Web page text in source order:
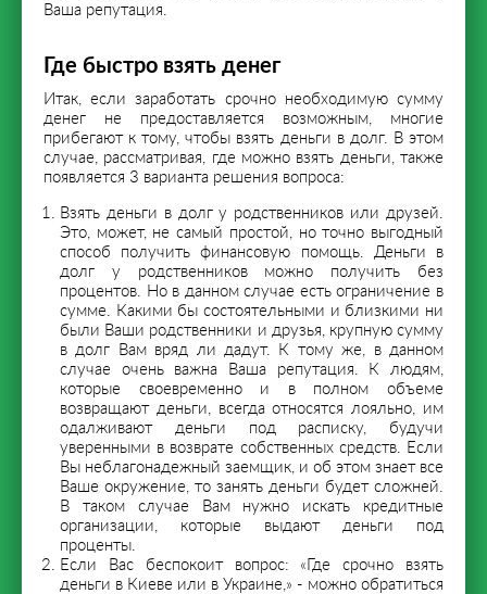
Ваша репутация.
Где быстро взять денег
Итак, если заработать срочно необходимую сумму
денег не предоставляется возможным, многие
прибегают к тому, чтобы взять деньги в долг. В этом
случае, рассматривая, где можно взять деньги, также
появляется 3 варианта решения вопроса:
Взять деньги в долг у родственников или друзей.
Это, может, не самый простой, но точно выгодный
способ получить финансовую помощь. Деньги в
долг у родственников можно получить без
процентов. Но в данном случае есть ограничение в
сумме. Какими бы состоятельными и близкими ни
были Ваши родственники и друзья, крупную сумму
в долг Вам вряд ли дадут. К тому же, в данном
случае очень важна Ваша репутация. К людям,
которые своевременно и в полном объеме
возвращают деньги, всегда относятся лояльно, им
одалживают деньги под расписку, будучи
уверенными в возврате собственных средств. Если
Вы неблагонадежный заемщик, и об этом знает все
Ваше окружение, то занять деньги будет сложней.
В таком случае Вам нужно искать кредитные
организации, которые выдают деньги под
проценты.
Если Вас беспокоит вопрос: «Где срочно взять
деньги в Киеве или в Украине,» - можно обратиться